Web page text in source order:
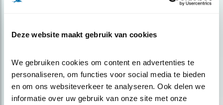
Deze website maakt gebruik van cookies
We gebruiken cookies om content en advertenties te
personaliseren, om functies voor social media te bieden
en om ons websiteverkeer te analyseren. Ook delen we
informatie over uw gebruik van onze site met onze
over vogels en activiteiten van Vogelbescherming.